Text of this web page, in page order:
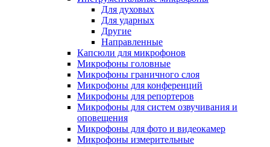
Для духовых
Для ударных
Другие
Направленные
Капсюли для микрофонов
Микрофоны головные
Микрофоны граничного слоя
Микрофоны для конференций
Микрофоны для репортеров
Микрофоны для систем озвучивания и
оповещения
Микрофоны для фото и видеокамер
Микрофоны измерительные